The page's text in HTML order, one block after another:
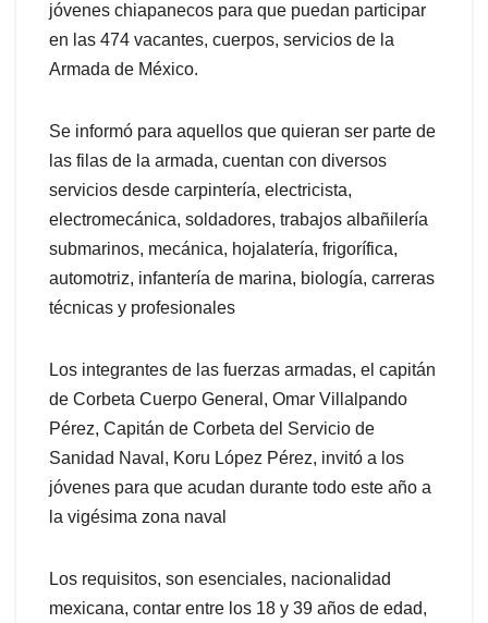
jóvenes chiapanecos para que puedan participar
en las 474 vacantes, cuerpos, servicios de la
Armada de México.
Se informó para aquellos que quieran ser parte de
las filas de la armada, cuentan con diversos
servicios desde carpintería, electricista,
electromecánica, soldadores, trabajos albañilería
submarinos, mecánica, hojalatería, frigorífica,
automotriz, infantería de marina, biología, carreras
técnicas y profesionales
Los integrantes de las fuerzas armadas, el capitán
de Corbeta Cuerpo General, Omar Villalpando
Pérez, Capitán de Corbeta del Servicio de
Sanidad Naval, Koru López Pérez, invitó a los
jóvenes para que acudan durante todo este año a
la vigésima zona naval
Los requisitos, son esenciales, nacionalidad
mexicana, contar entre los 18 y 39 años de edad,